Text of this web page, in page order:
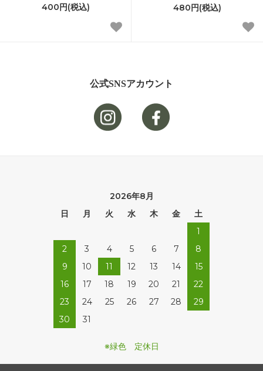
400円(税込) 480円(税込)
公式SNSアカウント
2026年8月
日
月 火 水 木 金
土
1
2
3 4 5 6 7
8
9
10 11 12 13 14
15
16
17 18 19 20 21
22
23
24 25 26 27 28
29
30
31
※緑色 定休日